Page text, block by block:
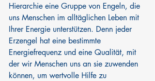
Hierarchie eine Gruppe von Engeln, die
uns Menschen im alltäglichen Leben mit
Ihrer Energie unterstützen. Denn jeder
Erzengel hat eine bestimmte
Energiefrequenz und eine Qualität, mit
der wir Menschen uns an sie zuwenden
können, um wertvolle Hilfe zu